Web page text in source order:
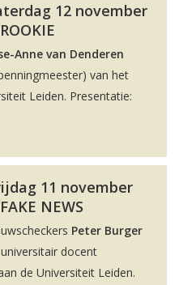
12 november
Anne van Denderen
van het
Leiden. Presentatie:
11 november
NEWS
Peter Burger
docent
de Universiteit Leiden.